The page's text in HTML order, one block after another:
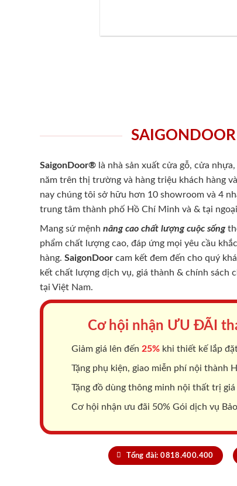
SaigonDoor® là nhà sản xuất cửa gỗ, cửa
năm trên thị trường và hàng triệu khách hàng
nay chúng tôi sở hữu hơn 10 showroom và 4
trung tâm thành phố Hồ Chí Minh và & tại
Mang sứ mệnh nâng cao chất lượng cuộc sống
phẩm chất lượng cao, đáp ứng mọi yêu cầu
hàng. SaigonDoor cam kết đem đến cho quý
kết chất lượng dịch vụ, giá thành & chính sách
tại Việt Nam.
Cơ hội nhận ƯU ĐÃI
Giảm giá lên đến 25% khi thiết kế lắp
Tặng phụ kiện, giao miễn phí nội thành
Tặng đồ dùng thông minh nội thất trị giá
Cơ hội nhận ưu đãi 50% Gói dịch vụ
Tổng đài: 0818.400.400